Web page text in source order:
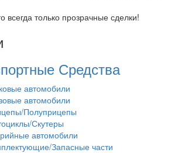
всегда только прозрачные сделки!
Средства
автомобили
автомобили
Полуприцепы
Скутеры
автомобили
Запасные части